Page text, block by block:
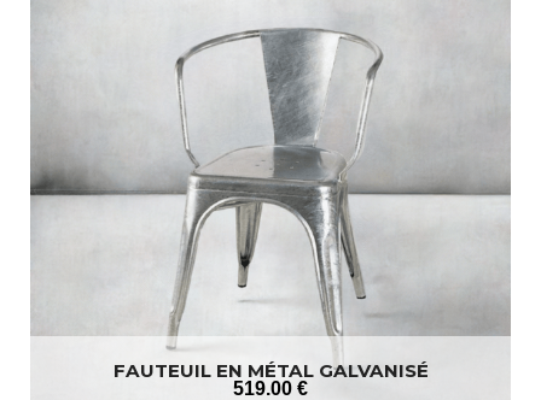
FAUTEUIL EN MÉTAL GALVANISÉ
519.00 €